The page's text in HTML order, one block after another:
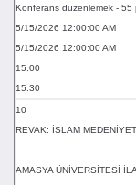
Konferans düzenlemek - 55
5/15/2026 12:00:00 AM
5/15/2026 12:00:00 AM
15:00
15:30
10
REVAK: İSLAM
AMASYA ÜNİVERSİTESİ